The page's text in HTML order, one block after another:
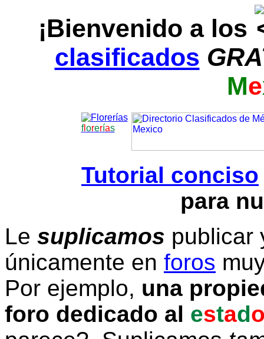
¡Bienvenido a los
clasificados
Me
florerías
Tutorial conciso
para
Le suplicamos publicar
únicamente en foros
Por ejemplo, una
foro dedicado al estad